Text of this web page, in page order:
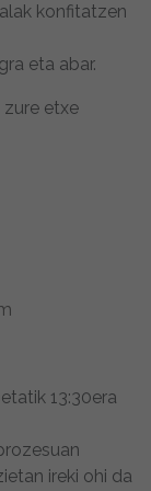
konfitatzen
eta abar.
zure etxe
13:30era
ireki ohi da